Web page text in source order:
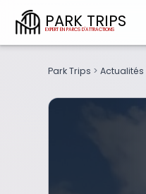
PARK TRIPS
Park Trips > Actualités